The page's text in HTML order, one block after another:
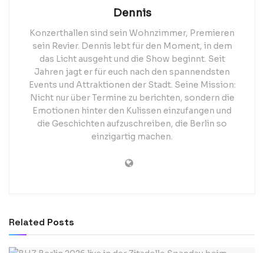
Dennis
Konzerthallen sind sein Wohnzimmer, Premieren
sein Revier. Dennis lebt für den Moment, in dem
das Licht ausgeht und die Show beginnt. Seit
Jahren jagt er für euch nach den spannendsten
Events und Attraktionen der Stadt. Seine Mission:
Nicht nur über Termine zu berichten, sondern die
Emotionen hinter den Kulissen einzufangen und
die Geschichten aufzuschreiben, die Berlin so
einzigartig machen.
Related Posts